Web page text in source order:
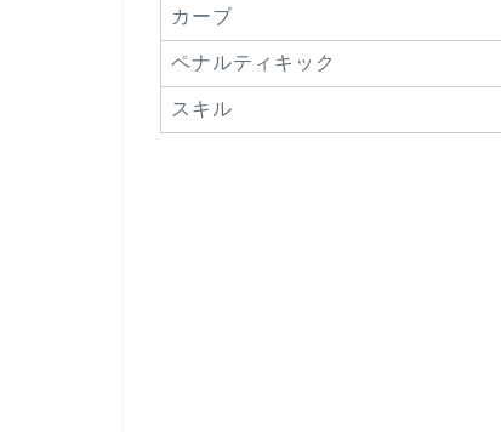
カーブ
ペナルティキック
スキル